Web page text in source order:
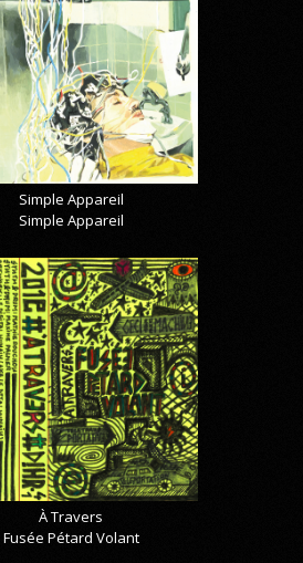
Simple Appareil
Simple Appareil
À Travers
Fusée Pétard Volant